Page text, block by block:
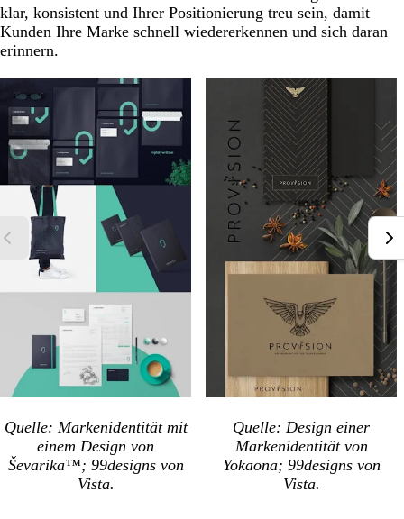
klar, konsistent und Ihrer Positionierung treu sein, damit
Kunden Ihre Marke schnell wiedererkennen und sich daran
erinnern.
Quelle: Markenidentität mit
einem Design von
Ševarika™; 99designs von
Vista.
Quelle: Design einer
Markenidentität von
Yokaona; 99designs von
Vista.